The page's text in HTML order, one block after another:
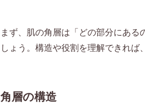
まず、肌の角層は「どの部分にあ
しょう。構造や役割を理解できれば
角層の構造